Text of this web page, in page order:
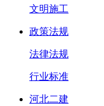
文明施工
政策法规
法律法规
行业标准
河北二建